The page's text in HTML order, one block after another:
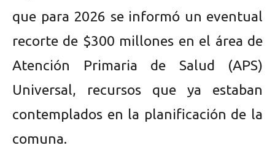
que para 2026 se informó un eventual
recorte de $300 millones en el área de
Atención Primaria de Salud (APS)
Universal, recursos que ya estaban
contemplados en la planificación de la
comuna.